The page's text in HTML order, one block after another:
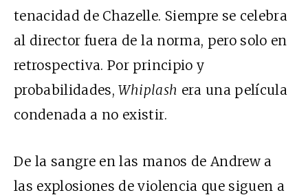
tenacidad de Chazelle. Siempre se celebra
al director fuera de la norma, pero solo en
retrospectiva. Por principio y
probabilidades,Whiplash era una película
condenada a no existir.
De la sangre en las manos de Andrew a
las explosiones de violencia que siguen a